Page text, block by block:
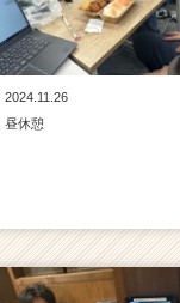
2024.11.26
昼休憩